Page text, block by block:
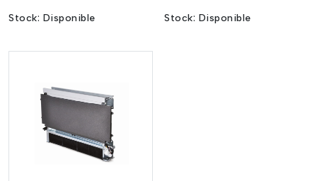
Stock: Disponible Stock: Disponible